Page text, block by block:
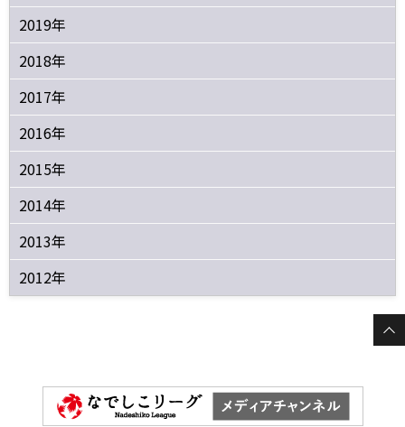
2019年
2018年
2017年
2016年
2015年
2014年
2013年
2012年